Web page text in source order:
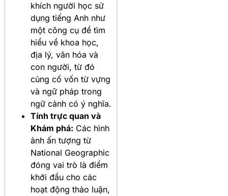
khích người học sử
dụng tiếng Anh như
một công cụ để tìm
hiểu về khoa học,
địa lý, văn hóa và
con người, từ đó
củng cố vốn từ vựng
và ngữ pháp trong
ngữ cảnh có ý nghĩa.
Tính trực quan và
Khám phá: Các hình
ảnh ấn tượng từ
National Geographic
đóng vai trò là điểm
khởi đầu cho các
hoạt động thảo luận,